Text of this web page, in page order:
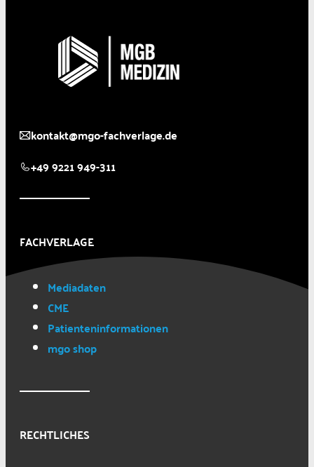
kontakt@mgo-fachverlage.de
+49 9221 949-311
FACHVERLAGE
Mediadaten
CME
Patienteninformationen
mgo shop
RECHTLICHES